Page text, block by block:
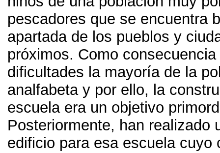
pescadores que se encuentra
apartada de los pueblos y
próximos. Como
dificultades la mayoría de la
analfabeta y por ello, la
escuela era un objetivo
Posteriormente, han realizado
edificio para esa escuela cuyo